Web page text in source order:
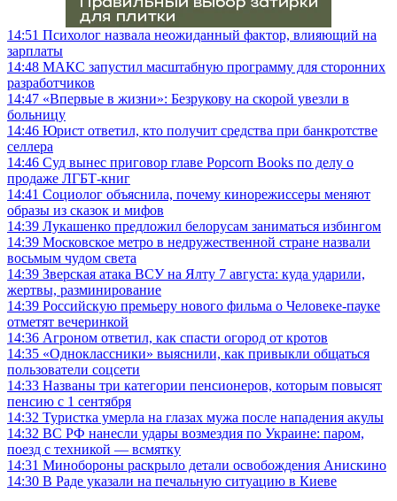
14:51 Психолог назвала неожиданный фактор, влияющий на
зарплаты
14:48 МАКС запустил масштабную программу для сторонних
разработчиков
14:47 «Впервые в жизни»: Безрукову на скорой увезли в
больницу
14:46 Юрист ответил, кто получит средства при банкротстве
селлера
14:46 Суд вынес приговор главе Popcorn Books по делу о
продаже ЛГБТ-книг
14:41 Социолог объяснила, почему кинорежиссеры меняют
образы из сказок и мифов
14:39 Лукашенко предложил белорусам заниматься избингом
14:39 Московское метро в недружественной стране назвали
восьмым чудом света
14:39 Зверская атака ВСУ на Ялту 7 августа: куда ударили,
жертвы, разминирование
14:39 Российскую премьеру нового фильма о Человеке-пауке
отметят вечеринкой
14:36 Агроном ответил, как спасти огород от кротов
14:35 «Одноклассники» выяснили, как привыкли общаться
пользователи соцсети
14:33 Названы три категории пенсионеров, которым повысят
пенсию с 1 сентября
14:32 Туристка умерла на глазах мужа после нападения акулы
14:32 ВС РФ нанесли удары возмездия по Украине: паром,
поезд с техникой — всмятку
14:31 Минобороны раскрыло детали освобождения Анискино
14:30 В Раде указали на печальную ситуацию в Киеве